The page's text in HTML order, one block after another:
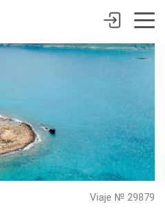
Viaje № 29879